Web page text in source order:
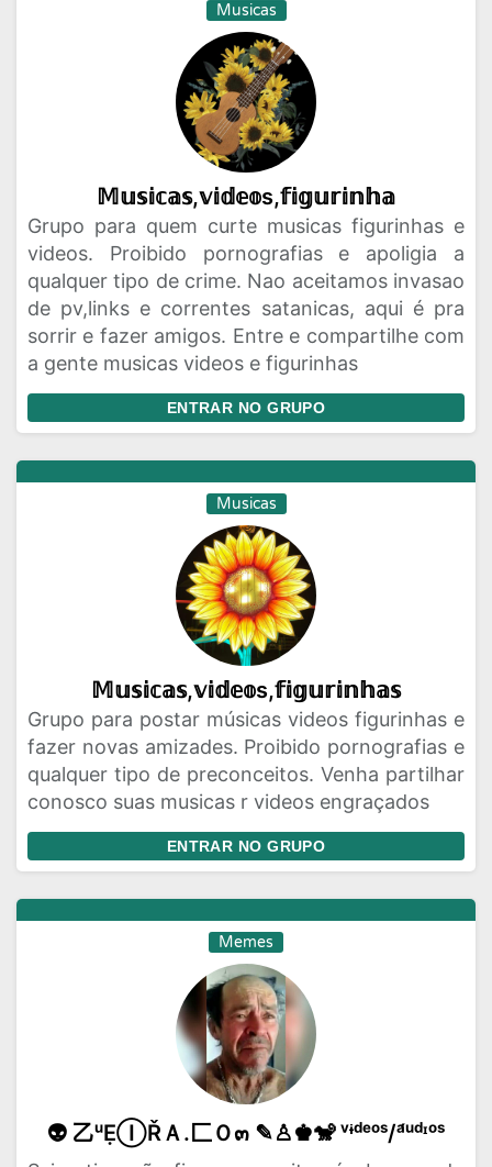
Musicas
𝕄𝕦𝕤𝕚𝕔𝕒𝕤,𝕧𝕚𝕕𝕖𝕠s,𝕗𝕚𝕘𝕦𝕣𝕚𝕟𝕙𝕒
Grupo para quem curte musicas figurinhas e
videos. Proibido pornografias e apoligia a
qualquer tipo de crime. Nao aceitamos invasao
de pv,links e correntes satanicas, aqui é pra
sorrir e fazer amigos. Entre e compartilhe com
a gente musicas videos e figurinhas
ENTRAR NO GRUPO
Musicas
𝕄𝕦𝕤𝕚𝕔𝕒𝕤,𝕧𝕚𝕕𝕖𝕠s,𝕗𝕚𝕘𝕦𝕣𝕚𝕟𝕙𝕒𝕤
Grupo para postar músicas videos figurinhas e
fazer novas amizades. Proibido pornografias e
qualquer tipo de preconceitos. Venha partilhar
conosco suas musicas r videos engraçados
ENTRAR NO GRUPO
Memes
👽 乙ᵘẸⒾŘＡ.匚Ｏ๓ ✎♙♚🐒 ᵛᶤᵈᵉᵒˢ/ᵃ́ᵘᵈᶦᵒˢ